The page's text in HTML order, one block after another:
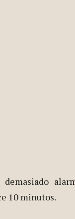
demasiado
10 minutos.